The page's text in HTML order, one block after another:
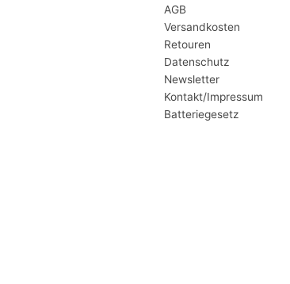
AGB
Versandkosten
Retouren
Datenschutz
Newsletter
Kontakt/Impressum
Batteriegesetz